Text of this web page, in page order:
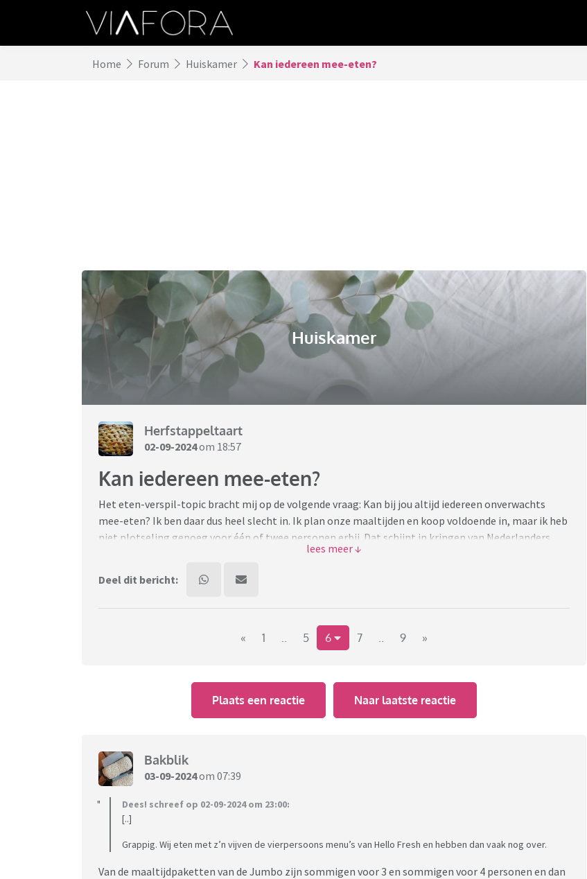
Home Forum Huiskamer Kan iedereen mee-eten?
Huiskamer
Herfstappeltaart
02-09-2024om 18:57
Kan iedereen mee-eten?
Het eten-verspil-topic bracht mij op de volgende vraag: Kan bij jou altijd iedereen onverwachts
mee-eten? Ik ben daar dus heel slecht in. Ik plan onze maaltijden en koop voldoende in, maar ik heb
niet plotseling genoeg voor één of twee personen erbij. Dat schijnt in kringen van Nederlanders
met buitenlandse roots raar gevonden te worden. Maar ik zou niet weten hoe ik dat moet doen
aardappels bij koken of bakken, maar bloemkool bijvoorbeeld of gehakt heb ik niet onverwacht
Deel dit bericht:
« 1 .. 5 6 7 .. 9 »
Plaats een reactie Naar laatste reactie
Bakblik
03-09-2024om 07:39
Dees! schreef op 02-09-2024 om 23:00:
[..]
Grappig. Wij eten met z’n vijven de vierpersoons menu’s van Hello Fresh en hebben dan vaak nog over.
Van de maaltijdpaketten van de Jumbo zijn sommigen voor 3 en sommigen voor 4 personen en dan